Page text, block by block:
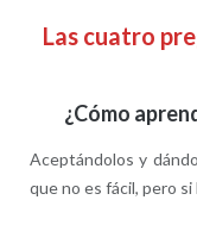
Las cuatro
¿Cómo
Aceptándolos y
que no es fácil, pero